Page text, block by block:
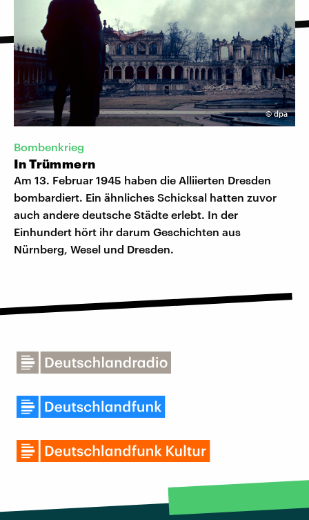
©dpa
Bombenkrieg
In Trümmern
Am 13. Februar 1945 haben die Alliierten Dresden
bombardiert. Ein ähnliches Schicksal hatten zuvor
auch andere deutsche Städte erlebt. In der
Einhundert hört ihr darum Geschichten aus
Nürnberg, Wesel und Dresden.